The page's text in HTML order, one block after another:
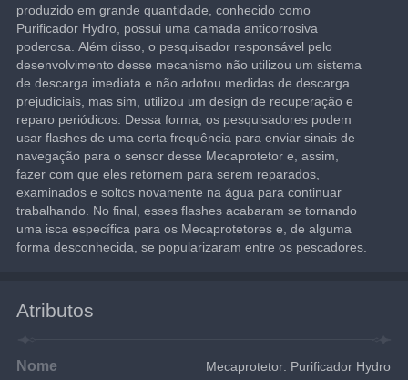
produzido em grande quantidade, conhecido como
Purificador Hydro, possui uma camada anticorrosiva
poderosa. Além disso, o pesquisador responsável pelo
desenvolvimento desse mecanismo não utilizou um sistema
de descarga imediata e não adotou medidas de descarga
prejudiciais, mas sim, utilizou um design de recuperação e
reparo periódicos. Dessa forma, os pesquisadores podem
usar flashes de uma certa frequência para enviar sinais de
navegação para o sensor desse Mecaprotetor e, assim,
fazer com que eles retornem para serem reparados,
examinados e soltos novamente na água para continuar
trabalhando. No final, esses flashes acabaram se tornando
uma isca específica para os Mecaprotetores e, de alguma
forma desconhecida, se popularizaram entre os pescadores.
Atributos
Nome Mecaprotetor: Purificador Hydro